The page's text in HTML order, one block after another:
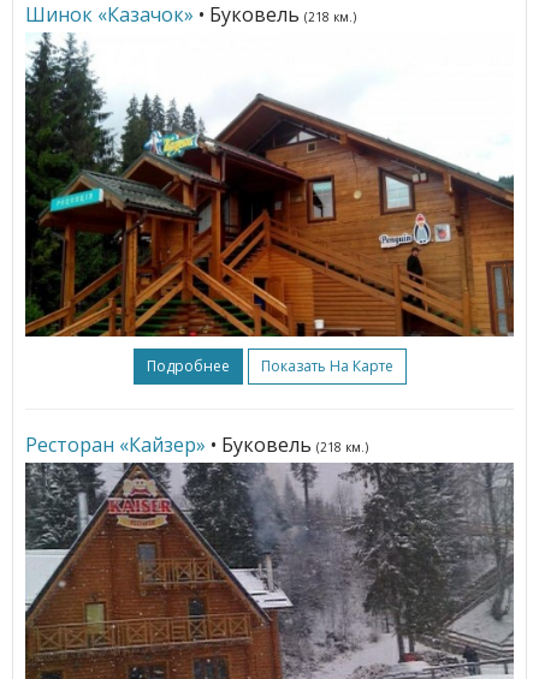
Шинок «Казачок» • Буковель (218 км.)
Подробнее Показать На Карте
Ресторан «Кайзер» • Буковель (218 км.)